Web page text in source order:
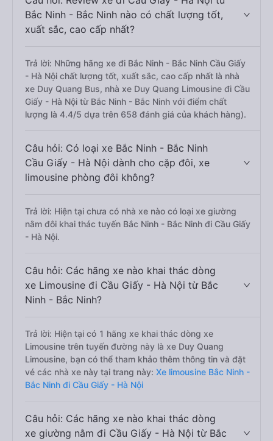
Bắc Ninh - Bắc Ninh nào có chất lượng tốt,
xuất sắc, cao cấp nhất?
Trả lời: Những hãng xe đi Bắc Ninh - Bắc Ninh Cầu Giấy
- Hà Nội chất lượng tốt, xuất sắc, cao cấp nhất là nhà
xe Duy Quang Bus, nhà xe Duy Quang Limousine đi Cầu
Giấy - Hà Nội từ Bắc Ninh - Bắc Ninh với điểm chất
lượng là 4.4/5 dựa trên 658 đánh giá của khách hàng).
Câu hỏi: Có loại xe Bắc Ninh - Bắc Ninh
Cầu Giấy - Hà Nội dành cho cặp đôi, xe
limousine phòng đôi không?
Trả lời: Hiện tại chưa có nhà xe nào có loại xe giường
nằm đôi khai thác tuyến Bắc Ninh - Bắc Ninh đi Cầu Giấy
- Hà Nội.
Câu hỏi: Các hãng xe nào khai thác dòng
xe Limousine đi Cầu Giấy - Hà Nội từ Bắc
Ninh - Bắc Ninh?
Trả lời: Hiện tại có 1 hãng xe khai thác dòng xe
Limousine trên tuyến đường này là xe Duy Quang
Limousine, bạn có thể tham khảo thêm thông tin và đặt
vé các nhà xe này tại trang này: Xe limousine Bắc Ninh -
Bắc Ninh đi Cầu Giấy - Hà Nội
Câu hỏi: Các hãng xe nào khai thác dòng
xe giường nằm đi Cầu Giấy - Hà Nội từ Bắc